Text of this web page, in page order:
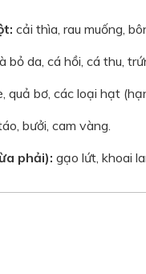
cải thìa, rau muống,
bỏ da, cá hồi, cá thu,
quả bơ, các loại hạt
bưởi, cam vàng.
phải): gạo lứt, khoai